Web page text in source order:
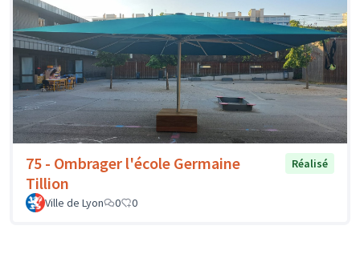
75 - Ombrager l'école Germaine
Tillion
Réalisé
Ville de Lyon 0 0